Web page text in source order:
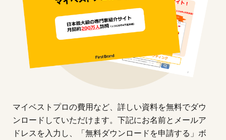
マイベストプロの費用など、詳しい資料を無料でダウ
ンロードしていただけます。下記にお名前とメールア
ドレスを入力し、「無料ダウンロードを申請する」ボ